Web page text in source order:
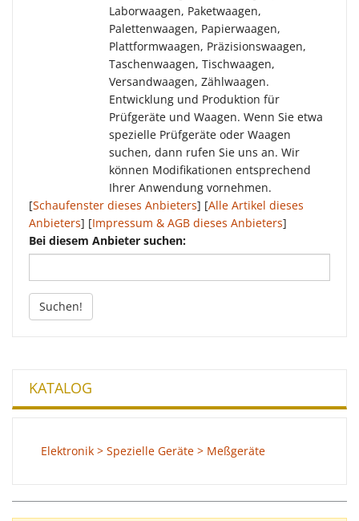
Laborwaagen, Paketwaagen,
Palettenwaagen, Papierwaagen,
Plattformwaagen, Präzisionswaagen,
Taschenwaagen, Tischwaagen,
Versandwaagen, Zählwaagen.
Entwicklung und Produktion für
Prüfgeräte und Waagen. Wenn Sie etwa
spezielle Prüfgeräte oder Waagen
suchen, dann rufen Sie uns an. Wir
können Modifikationen entsprechend
Ihrer Anwendung vornehmen.
[Schaufenster dieses Anbieters] [Alle Artikel dieses
Anbieters] [Impressum & AGB dieses Anbieters]
Bei diesem Anbieter suchen:
Suchen!
KATALOG
Elektronik > Spezielle Geräte > Meßgeräte